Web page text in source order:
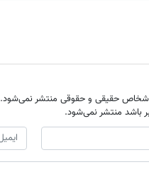
اشخاص حقیقی و حقوقی منتشر نمی‌شود.
باشد منتشر نمی‌شود.